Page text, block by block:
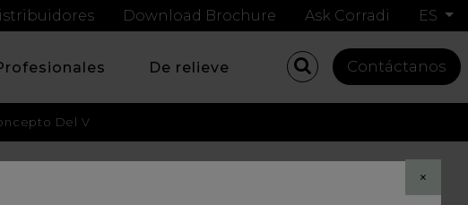
×
Download Brochure Ask Corradi ES
De relieve Contáctanos
Del V